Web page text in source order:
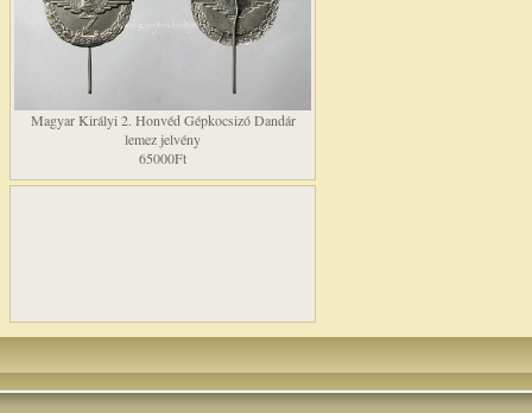
Magyar Királyi 2. Honvéd Gépkocsizó Dandár
lemez jelvény
65000Ft